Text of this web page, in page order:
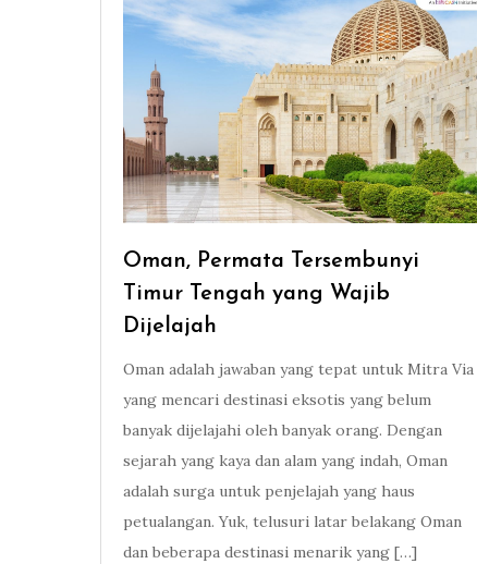
Oman, Permata Tersembunyi
Timur Tengah yang Wajib
Dijelajah
Oman adalah jawaban yang tepat untuk Mitra Via
yang mencari destinasi eksotis yang belum
banyak dijelajahi oleh banyak orang. Dengan
sejarah yang kaya dan alam yang indah, Oman
adalah surga untuk penjelajah yang haus
petualangan. Yuk, telusuri latar belakang Oman
dan beberapa destinasi menarik yang […]